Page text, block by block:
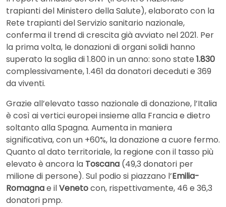
trapianti del Ministero della Salute), elaborato con la
Rete trapianti del Servizio sanitario nazionale,
conferma il trend di crescita già avviato nel 2021. Per
la prima volta, le donazioni di organi solidi hanno
superato la soglia di 1.800 in un anno: sono state 1.830
complessivamente, 1.461 da donatori deceduti e 369
da viventi.
Grazie all’elevato tasso nazionale di donazione, l’Italia
è così ai vertici europei insieme alla Francia e dietro
soltanto alla Spagna. Aumenta in maniera
significativa, con un +60%, la donazione a cuore fermo.
Quanto al dato territoriale, la regione con il tasso più
elevato è ancora la Toscana (49,3 donatori per
milione di persone). Sul podio si piazzano l’Emilia-
Romagnae ilVenetocon, rispettivamente, 46 e 36,3
donatori pmp.